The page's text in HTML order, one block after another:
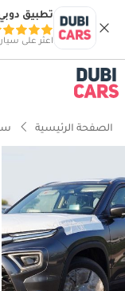
تطبيق
اعثر على
الصفحة الرئيسية
ذكاء دوبي كارز
ذكاء دوبيكارز
أفضل اقتصاد في
أقل تكلفة تشغيل
أقل معدل استهلاك
ملخص